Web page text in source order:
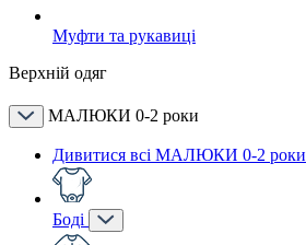
Муфти та рукавиці
Верхній одяг
МАЛЮКИ 0-2 роки
Дивитися всі МАЛЮКИ 0-2 роки
Боді